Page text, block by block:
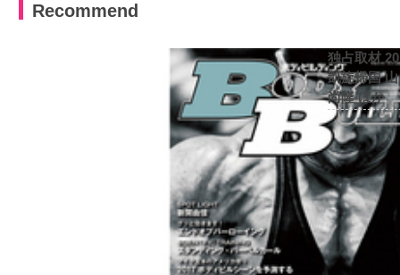
Recommend
独占取材
凱旋帰国
尚隆 ほか